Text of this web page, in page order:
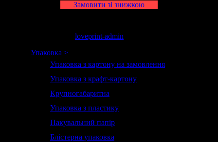
Замовити зі знижкою
loveprint-admin
Упаковка >
Упаковка з картону на замовлення
Упаковка з крафт-картону
Крупногабаритна
Упаковка з пластику
Пакувальний папір
Блістерна упаковка